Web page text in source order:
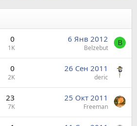
0
1K
6 Янв 2012
Belzebut
B
0
2K
26 Сен 2011
deric
23
7K
25 Окт 2011
Freeman